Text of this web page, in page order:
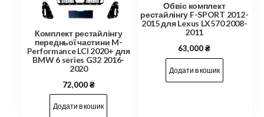
Комплект рестайлінгу
передньої частини M-
Performance LCI 2020+ для
BMW 6 series G32 2016-
2020
72,000₴
Додати в кошик
Обвіс комплект
рестайлінгу F-SPORT 2012-
2015 для Lexus LX570 2008-
2011
63,000₴
Додати в кошик